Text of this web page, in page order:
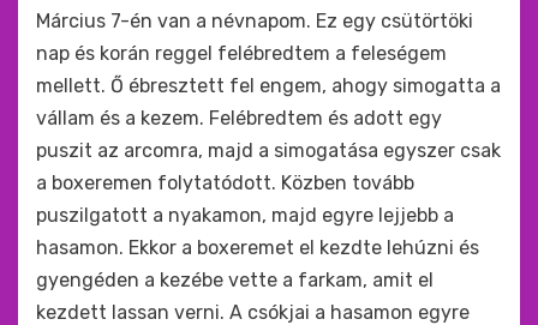
bymonkey
Március 7-én van a névnapom. Ez egy csütörtöki
nap és korán reggel felébredtem a feleségem
mellett. Ő ébresztett fel engem, ahogy simogatta a
vállam és a kezem. Felébredtem és adott egy
puszit az arcomra, majd a simogatása egyszer csak
a boxeremen folytatódott. Közben tovább
puszilgatott a nyakamon, majd egyre lejjebb a
hasamon. Ekkor a boxeremet el kezdte lehúzni és
gyengéden a kezébe vette a farkam, amit el
kezdett lassan verni. A csókjai a hasamon egyre